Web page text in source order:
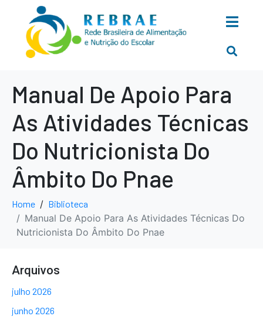
Manual De Apoio Para
As Atividades Técnicas
Do Nutricionista Do
Âmbito Do Pnae
Home Biblioteca
Manual De Apoio Para As Atividades Técnicas Do
Nutricionista Do Âmbito Do Pnae
Arquivos
julho 2026
junho 2026